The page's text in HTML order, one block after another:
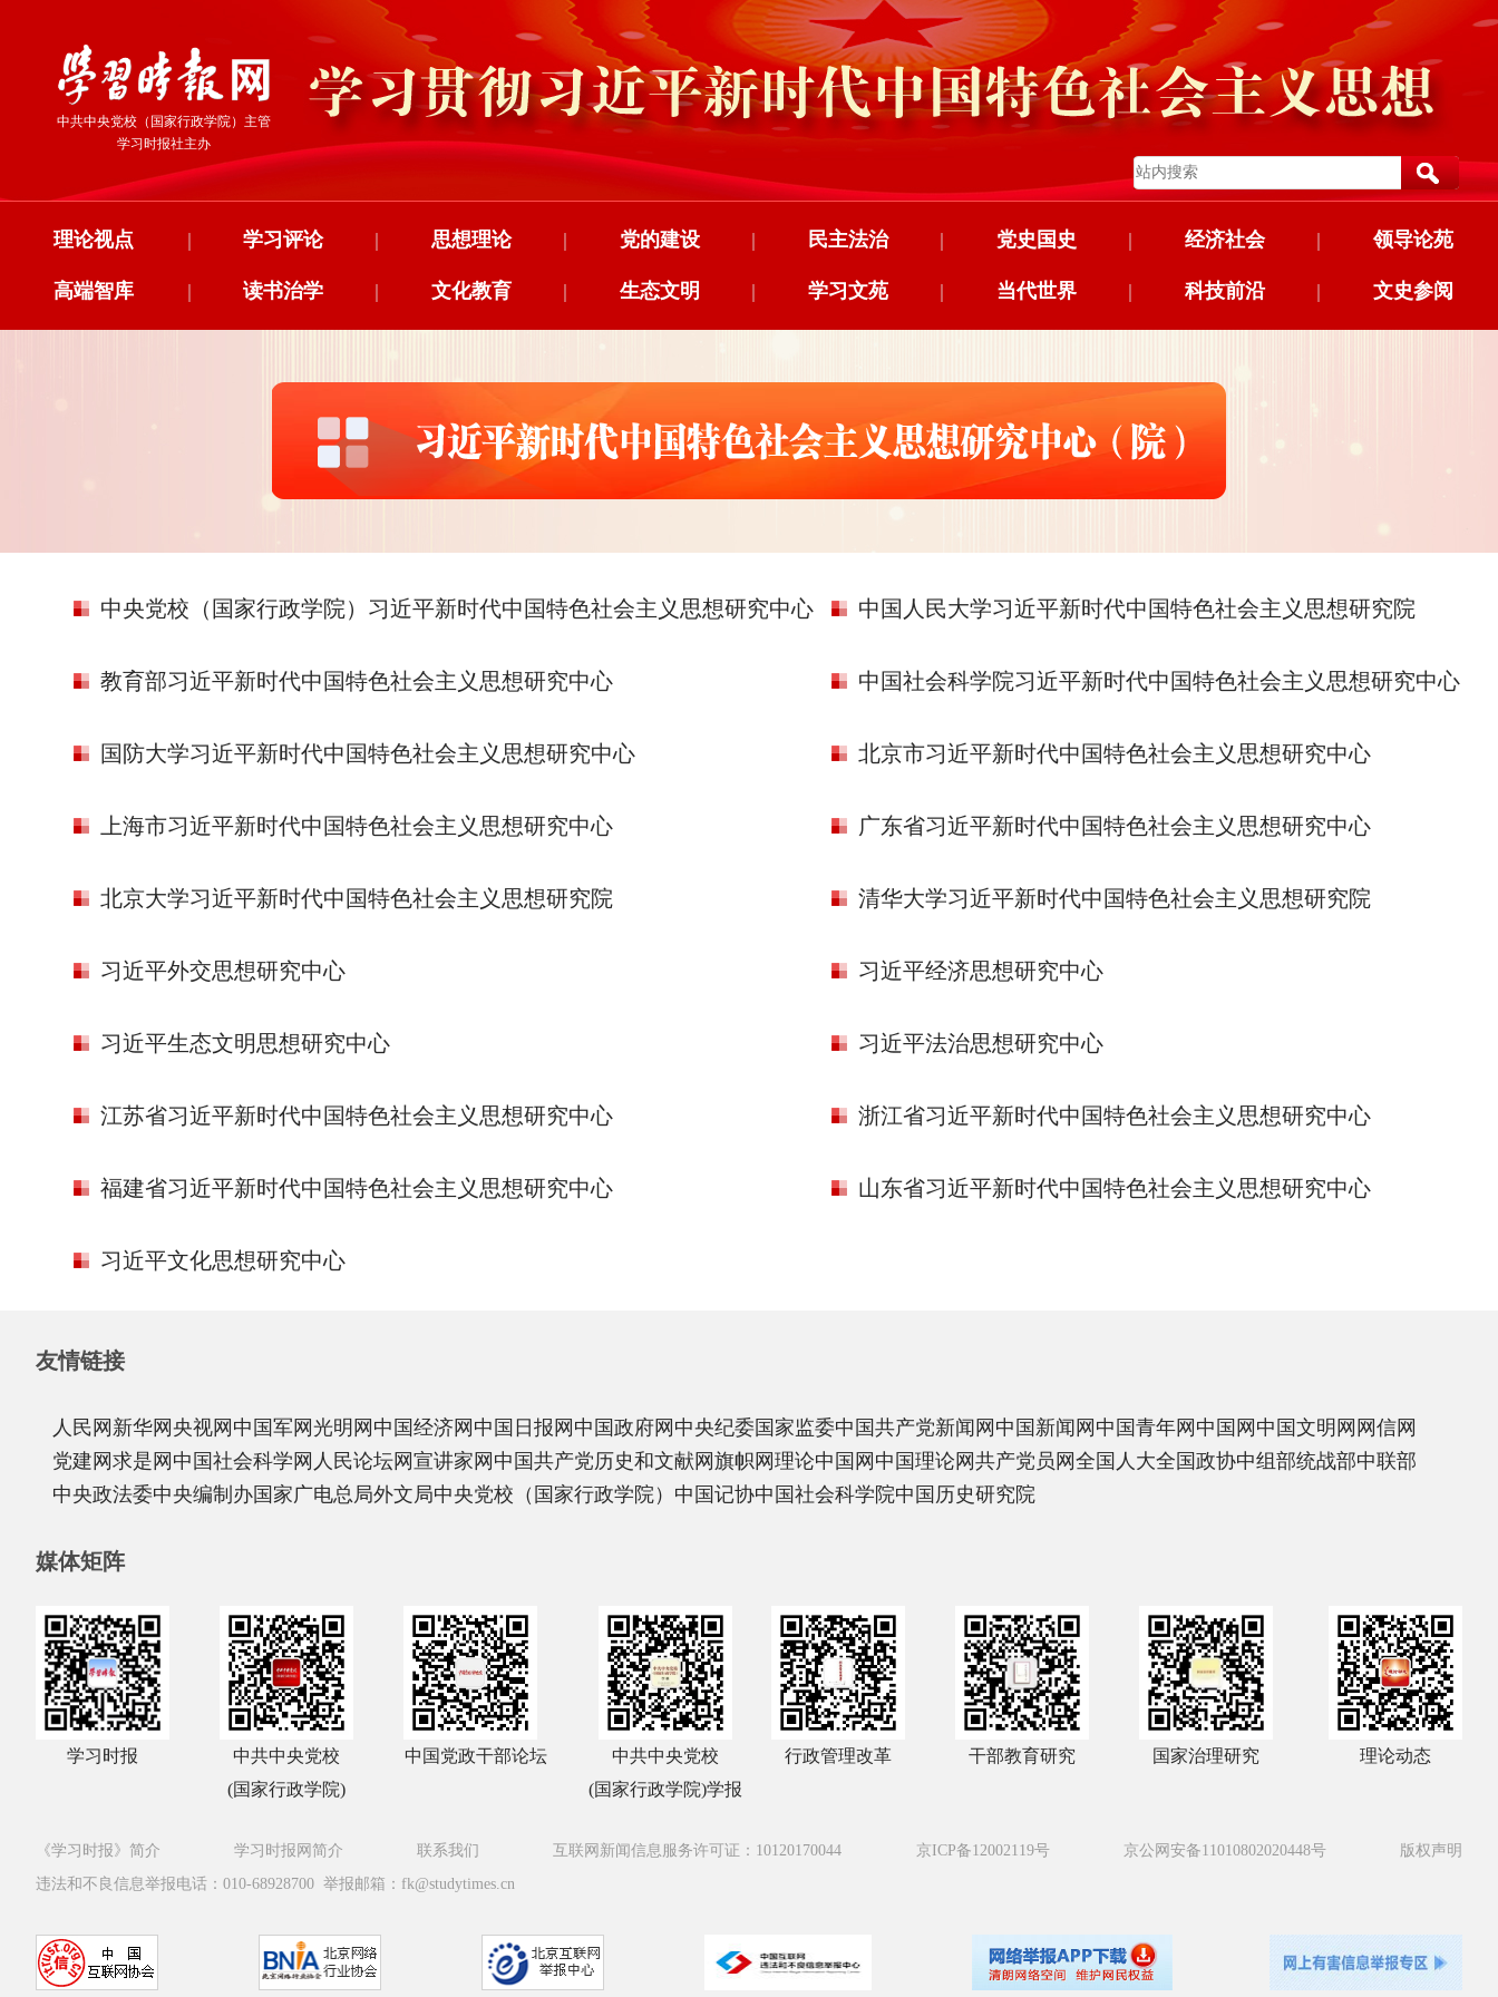
中共中央党校（国家行政学院）主管
学习时报社主办
理论视点 学习评论
| 思想理论
| 党的建设
| 民主法治
| 党史国史
| 经济社会
| 领导论苑
|
高端智库 读书治学
| 文化教育
| 生态文明
| 学习文苑
| 当代世界
| 科技前沿
| 文史参阅
|
中央党校（国家行政学院）习近平新时代中国特色社会主义思想研究中心 中国人民大学习近平新时代中国特色社会主义思想研究院
教育部习近平新时代中国特色社会主义思想研究中心 中国社会科学院习近平新时代中国特色社会主义思想研究中心
国防大学习近平新时代中国特色社会主义思想研究中心 北京市习近平新时代中国特色社会主义思想研究中心
上海市习近平新时代中国特色社会主义思想研究中心 广东省习近平新时代中国特色社会主义思想研究中心
北京大学习近平新时代中国特色社会主义思想研究院 清华大学习近平新时代中国特色社会主义思想研究院
习近平外交思想研究中心 习近平经济思想研究中心
习近平生态文明思想研究中心 习近平法治思想研究中心
江苏省习近平新时代中国特色社会主义思想研究中心 浙江省习近平新时代中国特色社会主义思想研究中心
福建省习近平新时代中国特色社会主义思想研究中心 山东省习近平新时代中国特色社会主义思想研究中心
习近平文化思想研究中心
友情链接
人民网 新华网 央视网 中国军网 光明网 中国经济网 中国日报网 中国政府网 中央纪委国家监委中国共产党新闻网 中国新闻网 中国青年网 中国网 中国文明网 网信网
党建网 求是网 中国社会科学网 人民论坛网 宣讲家网 中国共产党历史和文献网 旗帜网 理论中国网 中国理论网 共产党员网 全国人大全国政协中组部统战部中联部
中央政法委中央编制办国家广电总局外文局中央党校（国家行政学院） 中国记协中国社会科学院中国历史研究院
媒体矩阵
学习时报
中共中央党校
(国家行政学院)
中国党政干部论坛
中共中央党校
(国家行政学院)学报
行政管理改革 干部教育研究 国家治理研究 理论动态
《学习时报》简介 学习时报网简介 联系我们 互联网新闻信息服务许可证：10120170044 京ICP备12002119号 京公网安备11010802020448号
版权声明
违法和不良信息举报电话：010-68928700 举报邮箱：fk@studytimes.cn